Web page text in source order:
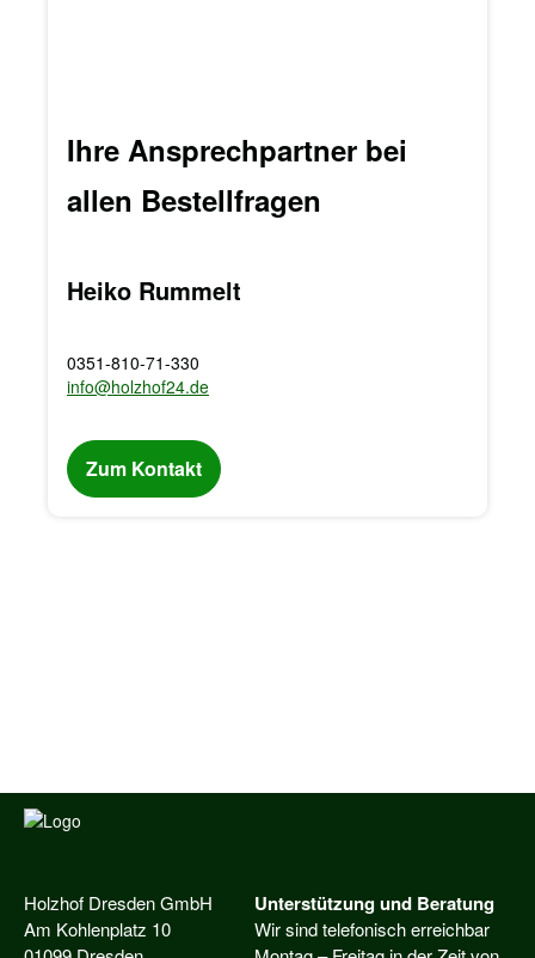
Ihre Ansprechpartner bei
allen Bestellfragen
Heiko Rummelt
0351-810-71-330
info@holzhof24.de
Zum Kontakt
Holzhof Dresden GmbH
Am Kohlenplatz 10
Unterstützung und Beratung
Wir sind telefonisch erreichbar